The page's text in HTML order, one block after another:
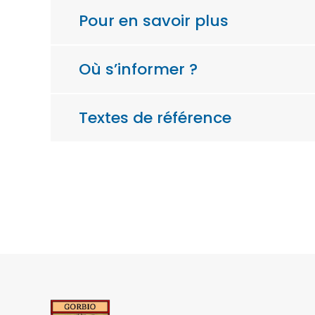
Pour en savoir plus
Où s’informer ?
Textes de référence